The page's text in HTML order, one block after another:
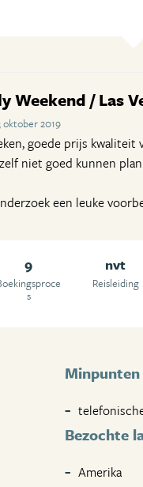
Weekend / Las
oktober 2019
goede prijs kwaliteit
niet goed kunnen
een leuke
9
s
nvt
Reisleiding
Minpunten
Bezochte
Amerika